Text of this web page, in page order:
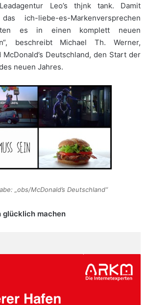
Leo’s thjnk tank. Damit
ich-liebe-es-Markenversprechen
es in einen komplett neuen
beschreibt Michael Th. Werner,
Deutschland, den Start der
neuen Jahres.
„obs/McDonald’s Deutschland“
glücklich machen